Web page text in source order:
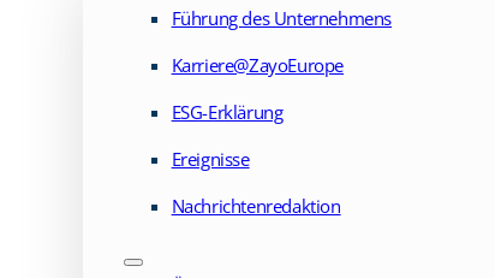
Führung des Unternehmens
Karriere@ZayoEurope
ESG-Erklärung
Ereignisse
Nachrichtenredaktion